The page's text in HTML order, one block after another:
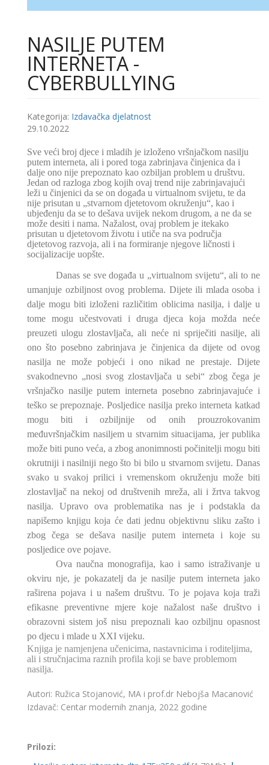
NASILJE PUTEM
INTERNETA -
CYBERBULLYING
Kategorija: Izdavačka djelatnost
29.10.2022
Sve veći broj djece i mladih je izloženo vršnjačkom nasilju
putem interneta, ali i pored toga zabrinjava činjenica da i
dalje ono nije prepoznato kao ozbiljan problem u društvu.
Jedan od razloga zbog kojih ovaj trend nije zabrinjavajući
leži u činjenici da se on događa u virtualnom svijetu, te da
nije prisutan u „stvarnom djetetovom okruženju“, kao i
ubjeđenju da se to dešava uvijek nekom drugom, a ne da se
može desiti i nama. Nažalost, ovaj problem je itekako
prisutan u djetetovom životu i utiče na sva područja
djetetovog razvoja, ali i na formiranje njegove ličnosti i
socijalizacije uopšte.
Danas se sve događa u „virtualnom svijetu“, ali to ne
umanjuje ozbiljnost ovog problema. Dijete ili mlada osoba i
dalje mogu biti izloženi različitim oblicima nasilja, i dalje u
tome mogu učestvovati i druga djeca koja možda neće
preuzeti ulogu zlostavljača, ali neće ni spriječiti nasilje, ali
ono što posebno zabrinjava je činjenica da dijete od ovog
nasilja ne može pobjeći i ono nikad ne prestaje. Dijete
svakodnevno „nosi svog zlostavljača u sebi“ zbog čega je
vršnjačko nasilje putem interneta posebno zabrinjavajuće i
teško se prepoznaje. Posljedice nasilja preko interneta katkad
mogu biti i ozbiljnije od onih prouzrokovanim
međuvršnjačkim nasiljem u stvarnim situacijama, jer publika
može biti puno veća, a zbog anonimnosti počinitelji mogu biti
okrutniji i nasilniji nego što bi bilo u stvarnom svijetu. Danas
svako u svakoj prilici i vremenskom okruženju može biti
zlostavljač na nekoj od društvenih mreža, ali i žrtva takvog
nasilja. Upravo ova problematika nas je i podstakla da
napišemo knjigu koja će dati jednu objektivnu sliku zašto i
zbog čega se dešava nasilje putem interneta i koje su
posljedice ove pojave.
Ova naučna monografija, kao i samo istraživanje u
okviru nje, je pokazatelj da je nasilje putem interneta jako
raširena pojava i u našem društvu. To je pojava koja traži
efikasne preventivne mjere koje nažalost naše društvo i
obrazovni sistem još nisu prepoznali kao ozbiljnu opasnost
po djecu i mlade u XXI vijeku.
Knjiga je namjenjena učenicima, nastavnicima i roditeljima,
ali i stručnjacima raznih profila koji se bave problemom
nasilja.
Autori: Ružica Stojanović, MA i prof.dr Nebojša Macanović
Izdavač: Centar modernih znanja, 2022 godine
Prilozi: